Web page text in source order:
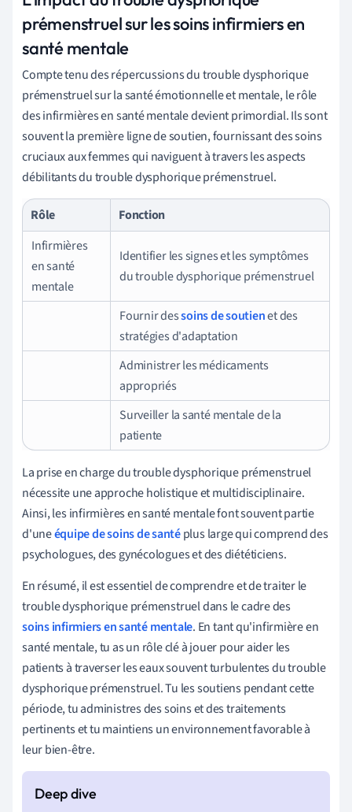
prémenstruel sur les soins infirmiers en
santé mentale
Compte tenu des répercussions du trouble dysphorique
prémenstruel sur la santé émotionnelle et mentale, le rôle
des infirmières en santé mentale devient primordial. Ils sont
souvent la première ligne de soutien, fournissant des soins
cruciaux aux femmes qui naviguent à travers les aspects
débilitants du trouble dysphorique prémenstruel.
Rôle
Fonction
Infirmières
en santé
mentale
Identifier les signes et les symptômes
du trouble dysphorique prémenstruel
Fournir dessoins de soutienet des
stratégies d'adaptation
Administrer les médicaments
appropriés
Surveiller la santé mentale de la
patiente
La prise en charge du trouble dysphorique prémenstruel
nécessite une approche holistique et multidisciplinaire.
Ainsi, les infirmières en santé mentale font souvent partie
d'uneéquipe de soins de santéplus large qui comprend des
psychologues, des gynécologues et des diététiciens.
En résumé, il est essentiel de comprendre et de traiter le
trouble dysphorique prémenstruel dans le cadre des
soins infirmiers en santé mentale. En tant qu'infirmière en
santé mentale, tu as un rôle clé à jouer pour aider les
patients à traverser les eaux souvent turbulentes du trouble
dysphorique prémenstruel. Tu les soutiens pendant cette
période, tu administres des soins et des traitements
pertinents et tu maintiens un environnement favorable à
leur bien-être.